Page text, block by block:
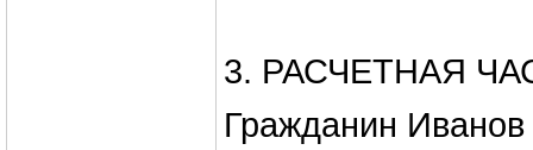
3. РАСЧЕТНАЯ
Гражданин